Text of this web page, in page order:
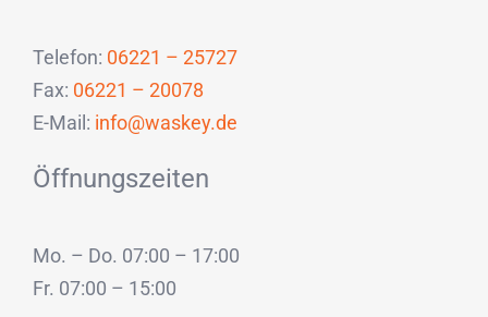
Telefon: 06221 – 25727
Fax: 06221 – 20078
E-Mail: info@waskey.de
Öffnungszeiten
Mo. – Do. 07:00 – 17:00
Fr. 07:00 – 15:00